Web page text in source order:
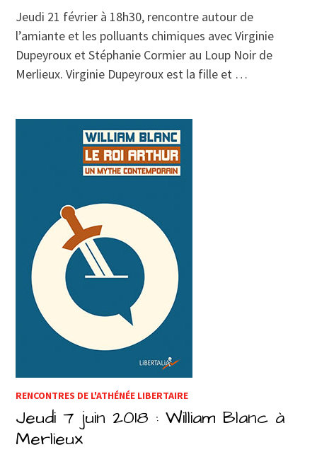
Jeudi 21 février à 18h30, rencontre autour de
l’amiante et les polluants chimiques avec Virginie
Dupeyroux et Stéphanie Cormier au Loup Noir de
Merlieux. Virginie Dupeyroux est la fille et …
RENCONTRES DE L'ATHÉNÉE LIBERTAIRE
Jeudi 7 juin 2018 : William Blanc à
Merlieux